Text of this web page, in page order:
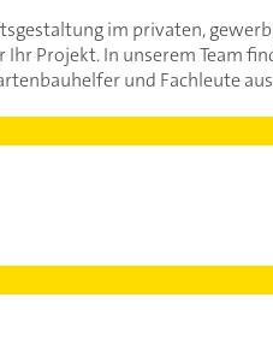
im privaten,
Projekt. In unserem Team
und Fachleute